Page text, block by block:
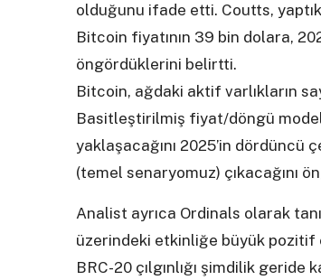
olduğunu ifade etti. Coutts,
Bitcoin fiyatının 39 bin dolara,
öngördüklerini belirtti.
Bitcoin, ağdaki aktif varlıkların
Basitleştirilmiş fiyat/döngü
yaklaşacağını 2025’in
(temel senaryomuz) çıkacağını
Analist ayrıca Ordinals olarak
üzerindeki etkinliğe büyük pozitif
BRC-20 çılgınlığı şimdilik